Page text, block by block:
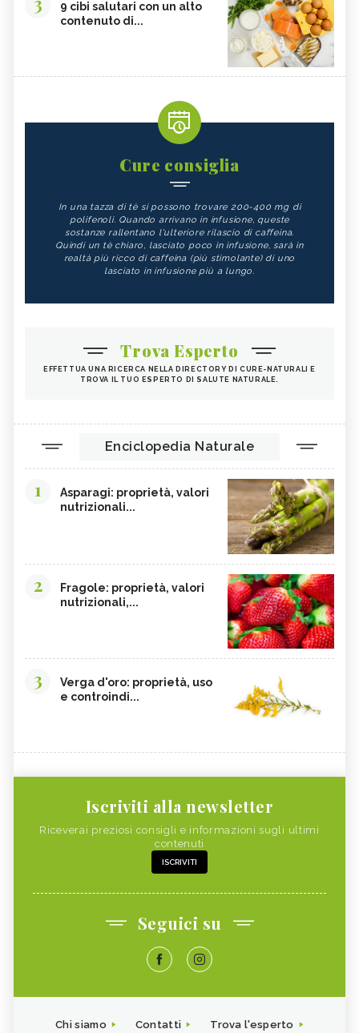
9 cibi salutari con un alto
contenuto di...
Cure consiglia
In una tazza di tè si possono trovare 200-400 mg di
polifenoli. Quando arrivano in infusione, queste
sostanze rallentano l'ulteriore rilascio di caffeina.
Quindi un tè chiaro, lasciato poco in infusione, sarà in
realtà più ricco di caffeina (più stimolante) di uno
lasciato in infusione più a lungo.
Trova Esperto
EFFETTUA UNA RICERCA NELLA DIRECTORY DI CURE-NATURALI E
TROVA IL TUO ESPERTO DI SALUTE NATURALE.
Enciclopedia Naturale
1
Asparagi: proprietà, valori
nutrizionali...
2
Fragole: proprietà, valori
nutrizionali,...
3
Verga d'oro: proprietà, uso
e controindi...
Iscriviti alla newsletter
Riceverai preziosi consigli e informazioni sugli ultimi
contenuti
ISCRIVITI
Seguici su
Chi siamo Contatti Trova l'esperto